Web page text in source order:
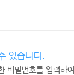
있습니다.
비밀번호를 입력하여